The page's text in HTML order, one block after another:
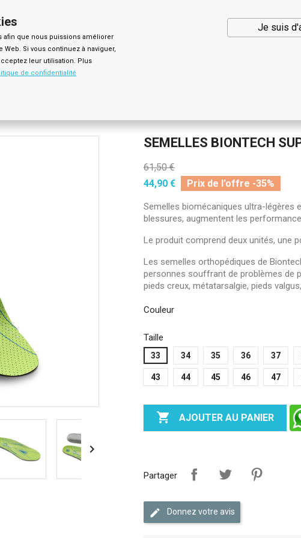
afin que nous puissions améliorer
Si vous continuez à naviguer,
leur utilisation. Plus
de confidentialité
Je suis
PRO 2.0 XTREME

SEMELLES BIONTECH
44,90 €
Semelles biomécaniques ultra-légères
blessures, augmentent les
Le produit comprend deux unités, une
Les semelles orthopédiques de
personnes souffrant de problèmes de
pieds creux, métatarsalgie, pieds
Couleur
Taille
33 34 35 36 37
43 44 45 46 47
 AJOUTER AU PANIER
Partager
edit Donnez votre avis